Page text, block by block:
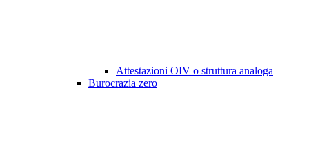
Attestazioni OIV o struttura analoga
Burocrazia zero